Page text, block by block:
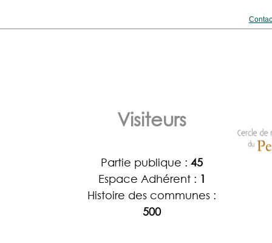
Visiteurs
Partie publique : 45
Espace Adhérent : 1
Histoire des communes :
500